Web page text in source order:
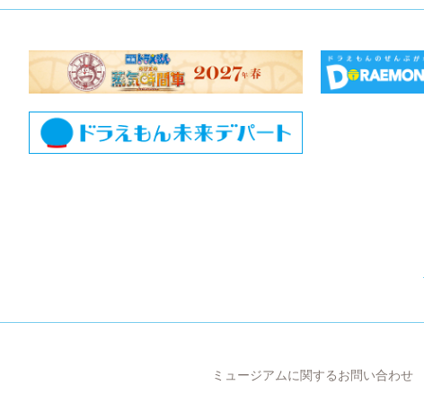
ミュージアムに関するお問い合わせ